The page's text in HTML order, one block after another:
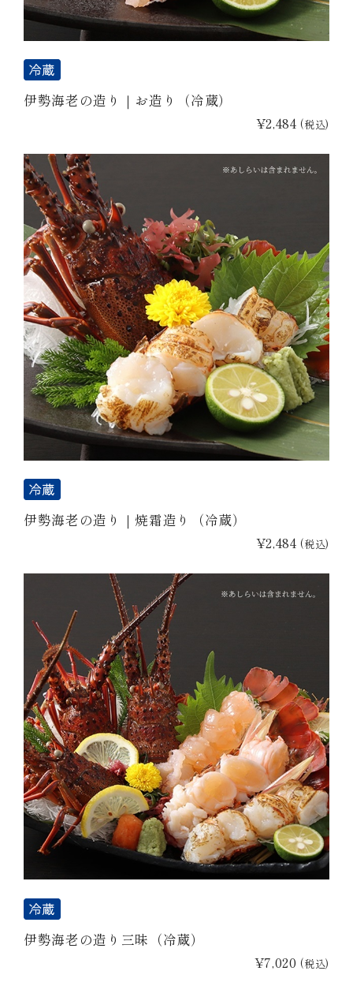
伊勢海老の造り｜お造り（冷蔵）
¥2,484 (税込)
伊勢海老の造り｜焼霜造り（冷蔵）
¥2,484 (税込)
伊勢海老の造り三昧（冷蔵）
¥7,020 (税込)